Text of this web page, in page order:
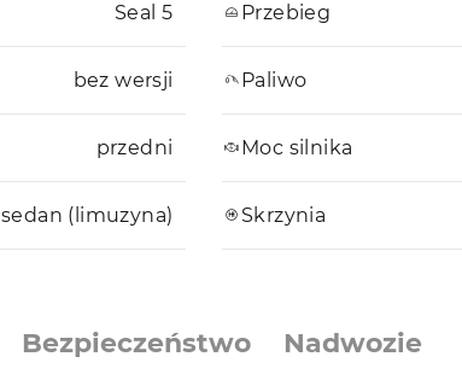
Seal 5
bez wersji
przedni
sedan (limuzyna)
Przebieg
Paliwo
Moc silnika
Skrzynia
Bezpieczeństwo Nadwozie